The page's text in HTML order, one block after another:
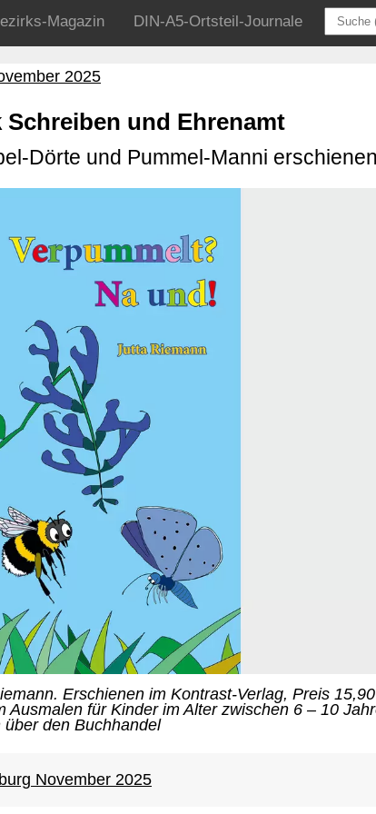
Magazin DIN-A5-Ortsteil-Journale
2025
und Ehrenamt
Dörte und Pummel-Manni
Erschienen im Kontrast-Verlag, Preis 15,90
Ausmalen für Kinder im Alter zwischen 6 – 10
den Buchhandel
November 2025